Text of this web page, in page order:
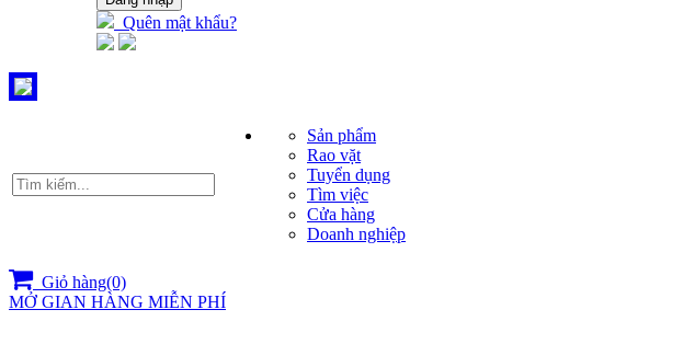
Quên mật khẩu?
Sản phẩm
Rao vặt
Tuyển dụng
Tìm việc
Cửa hàng
Doanh nghiệp
Giỏ hàng(0)
MỞ GIAN HÀNG MIỄN PHÍ